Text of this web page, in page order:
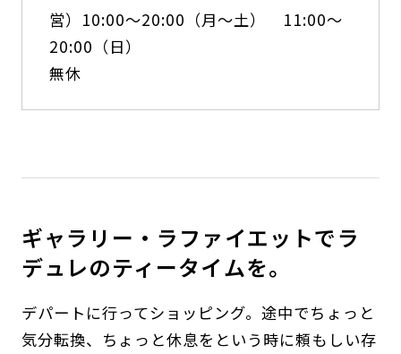
営）10:00～20:00（月〜土） 11:00〜
20:00（日）
無休
ギャラリー・ラファイエットでラ
デュレのティータイムを。
デパートに行ってショッピング。途中でちょっと
気分転換、ちょっと休息をという時に頼もしい存